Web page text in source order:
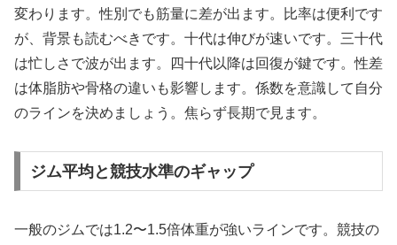
変わります。性別でも筋量に差が出ます。比率は便利です
が、背景も読むべきです。十代は伸びが速いです。三十代
は忙しさで波が出ます。四十代以降は回復が鍵です。性差
は体脂肪や骨格の違いも影響します。係数を意識して自分
のラインを決めましょう。焦らず長期で見ます。
ジム平均と競技水準のギャップ
一般のジムでは1.2〜1.5倍体重が強いラインです。競技の